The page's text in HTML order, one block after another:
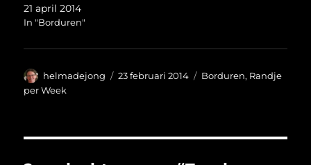
21 april 2014
In "Borduren"
Auteur
helmadejong
Geplaatst
23 februari 2014 Categorieën
Borduren, Randje
per Week